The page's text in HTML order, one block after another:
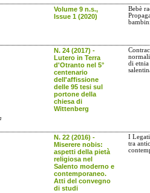
Volume 9 n.s.,
Issue 1 (2020)
Bebè
N. 24 (2017) -
Lutero in Terra
d'Otranto nel 5°
centenario
dell'affissione
delle 95 tesi sul
portone della
chiesa di
Wittenberg
di
N. 22 (2016) -
Miserere nobis:
aspetti della pietà
religiosa nel
Salento moderno e
contemporaneo.
Atti del convegno
di studi
I
tra